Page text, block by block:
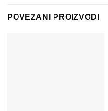
POVEZANI PROIZVODI